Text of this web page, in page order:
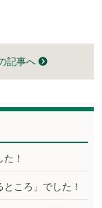
記事へ
！
ころ」でした！